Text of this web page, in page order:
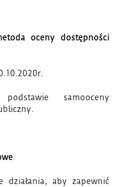
oceny dostępności
samooceny
działania, aby zapewnić